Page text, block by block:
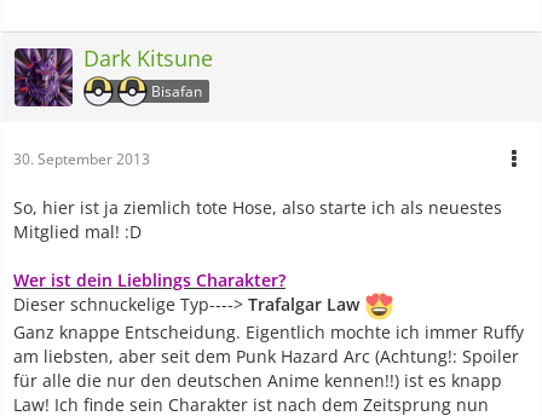
Dark Kitsune
Bisafan
30. September 2013
So, hier ist ja ziemlich tote Hose, also starte ich als neuestes
Mitglied mal! :D
Wer ist dein Lieblings Charakter?
Dieser schnuckelige Typ----> Trafalgar Law
Ganz knappe Entscheidung. Eigentlich mochte ich immer Ruffy
am liebsten, aber seit dem Punk Hazard Arc (Achtung!: Spoiler
für alle die nur den deutschen Anime kennen!!) ist es knapp
Law! Ich finde sein Charakter ist nach dem Zeitsprung nun